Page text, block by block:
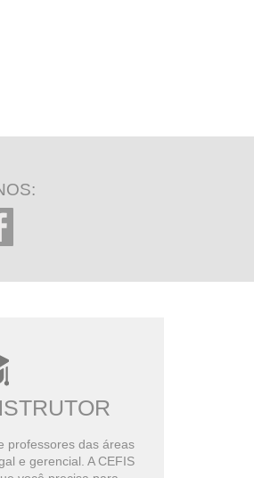
professores das áreas
e gerencial. A CEFIS